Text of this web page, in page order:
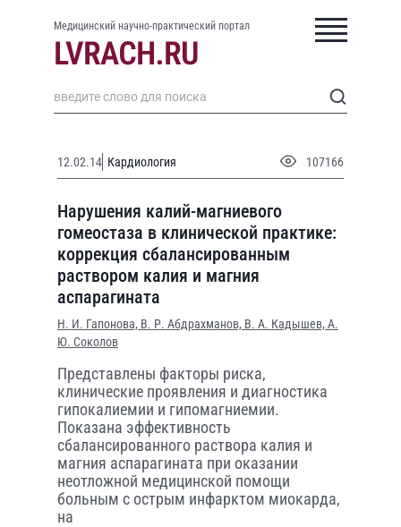
Медицинский научно-практический портал
12.02.14 Кардиология 107166
Нарушения калий-магниевого
гомеостаза в клинической практике:
коррекция сбалансированным
раствором калия и магния
аспарагината
Н. И. Гапонова, В. Р. Абдрахманов, В. А. Кадышев, А.
Ю. Соколов
Представлены факторы риска,
клинические проявления и диагностика
гипокалиемии и гипомагниемии.
Показана эффективность
сбалансированного раствора калия и
магния аспарагината при оказании
неотложной медицинской помощи
больным с острым инфарктом миокарда,
на